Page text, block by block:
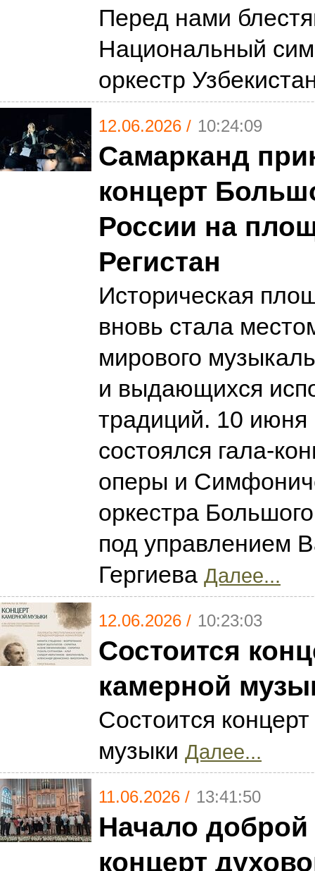
Перед нами
Национальный
оркестр
12.06.2026 / 10:24:09
Самарканд
концерт
России на
Регистан
Историческая
вновь стала
мирового
и выдающихся
традиций. 10
состоялся гала-
оперы и
оркестра
под управлением
Гергиева Далее...
12.06.2026 / 10:23:03
Состоится
камерной
Состоится
музыки Далее...
11.06.2026 / 13:41:50
Начало
концерт